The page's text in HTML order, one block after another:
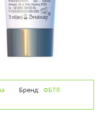
Бренд: ФБТ®